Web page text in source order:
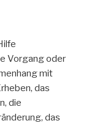
Vorgang oder
mit
das
die
das